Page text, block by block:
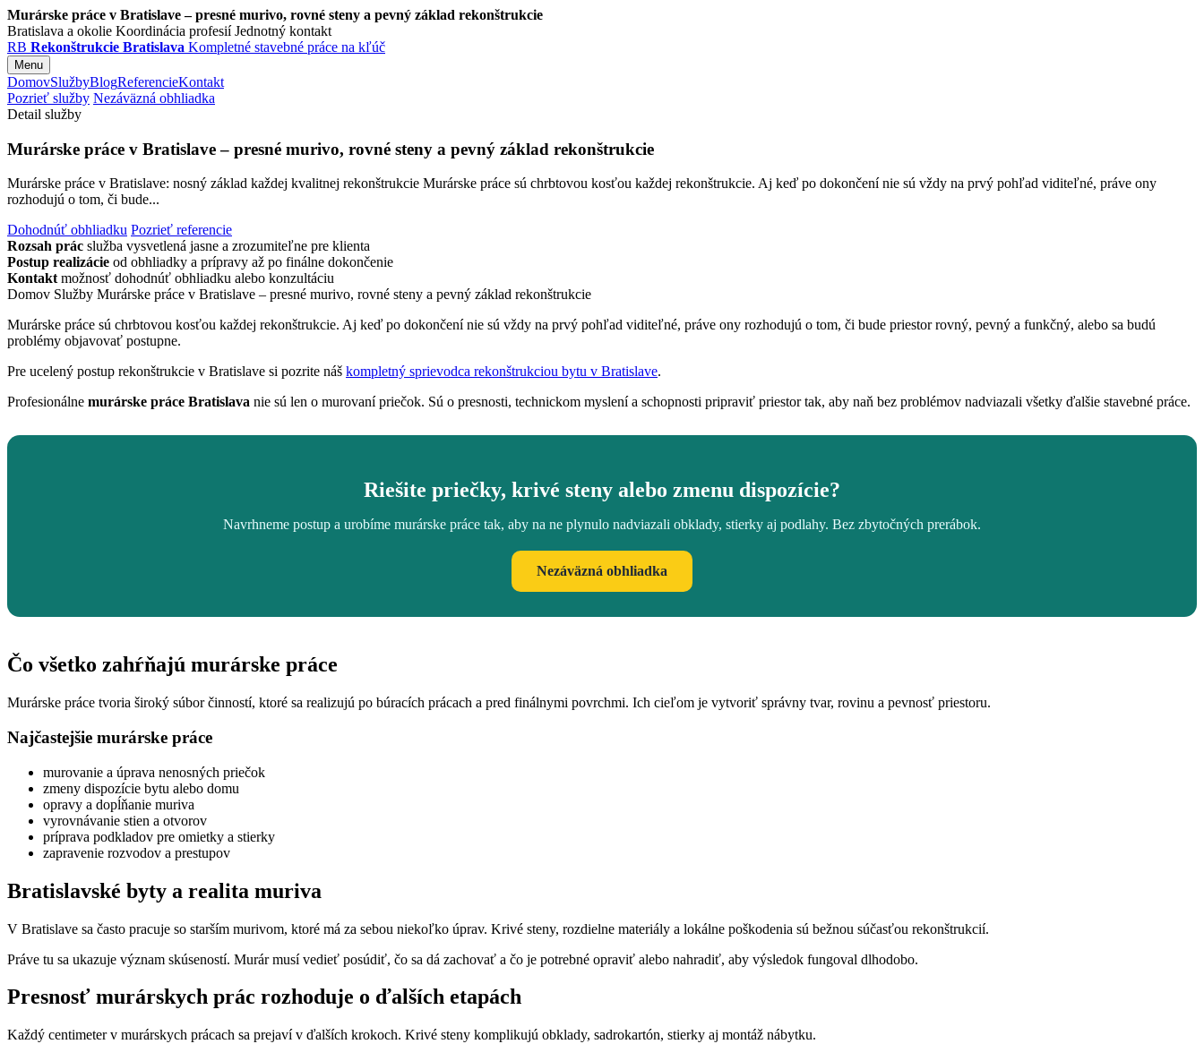
Murárske práce v Bratislave – presné murivo, rovné steny a pevný základ rekonštrukcie
Bratislava a okolie Koordinácia profesií Jednotný kontakt
RB Rekonštrukcie Bratislava Kompletné stavebné práce na kľúč
Menu
DomovSlužbyBlogReferencieKontakt
Pozrieť služby Nezáväzná obhliadka
Detail služby
Murárske práce v Bratislave – presné murivo, rovné steny a pevný základ rekonštrukcie
Murárske práce v Bratislave: nosný základ každej kvalitnej rekonštrukcie Murárske práce sú chrbtovou kosťou každej rekonštrukcie. Aj keď po dokončení nie sú vždy na prvý pohľad viditeľné, práve ony
rozhodujú o tom, či bude...
Dohodnúť obhliadku Pozrieť referencie
Rozsah prác služba vysvetlená jasne a zrozumiteľne pre klienta
Postup realizácie od obhliadky a prípravy až po finálne dokončenie
Kontakt možnosť dohodnúť obhliadku alebo konzultáciu
Domov Služby Murárske práce v Bratislave – presné murivo, rovné steny a pevný základ rekonštrukcie
Murárske práce sú chrbtovou kosťou každej rekonštrukcie. Aj keď po dokončení nie sú vždy na prvý pohľad viditeľné, práve ony rozhodujú o tom, či bude priestor rovný, pevný a funkčný, alebo sa budú
problémy objavovať postupne.
Pre ucelený postup rekonštrukcie v Bratislave si pozrite náš kompletný sprievodca rekonštrukciou bytu v Bratislave.
Profesionálne murárske práce Bratislava nie sú len o murovaní priečok. Sú o presnosti, technickom myslení a schopnosti pripraviť priestor tak, aby naň bez problémov nadviazali všetky ďalšie stavebné práce.
Riešite priečky, krivé steny alebo zmenu dispozície?
Navrhneme postup a urobíme murárske práce tak, aby na ne plynulo nadviazali obklady, stierky aj podlahy. Bez zbytočných prerábok.
Nezáväzná obhliadka
Čo všetko zahŕňajú murárske práce
Murárske práce tvoria široký súbor činností, ktoré sa realizujú po búracích prácach a pred finálnymi povrchmi. Ich cieľom je vytvoriť správny tvar, rovinu a pevnosť priestoru.
Najčastejšie murárske práce
murovanie a úprava nenosných priečok
zmeny dispozície bytu alebo domu
opravy a dopĺňanie muriva
vyrovnávanie stien a otvorov
príprava podkladov pre omietky a stierky
zapravenie rozvodov a prestupov
Bratislavské byty a realita muriva
V Bratislave sa často pracuje so starším murivom, ktoré má za sebou niekoľko úprav. Krivé steny, rozdielne materiály a lokálne poškodenia sú bežnou súčasťou rekonštrukcií.
Práve tu sa ukazuje význam skúseností. Murár musí vedieť posúdiť, čo sa dá zachovať a čo je potrebné opraviť alebo nahradiť, aby výsledok fungoval dlhodobo.
Presnosť murárskych prác rozhoduje o ďalších etapách
Každý centimeter v murárskych prácach sa prejaví v ďalších krokoch. Krivé steny komplikujú obklady, sadrokartón, stierky aj montáž nábytku.